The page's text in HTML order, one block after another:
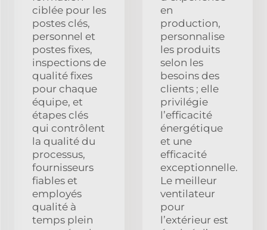
ciblée pour les
postes clés,
personnel et
postes fixes,
inspections de
qualité fixes
pour chaque
équipe, et
étapes clés
qui contrôlent
la qualité du
processus,
fournisseurs
fiables et
employés
qualité à
temps plein
en
production,
personnalise
les produits
selon les
besoins des
clients ; elle
privilégie
l’efficacité
énergétique
et une
efficacité
exceptionnelle.
Le meilleur
ventilateur
pour
l’extérieur est